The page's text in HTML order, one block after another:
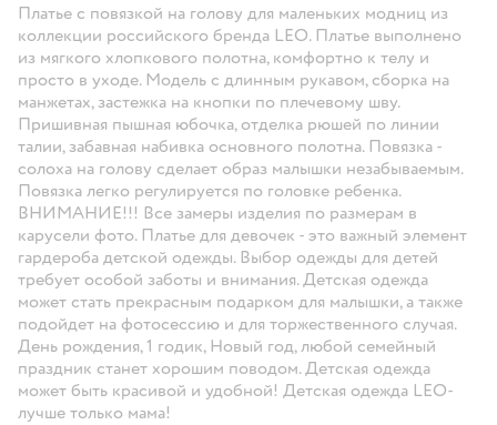
Платье с повязкой на голову для маленьких модниц из
коллекции российского бренда LEO. Платье выполнено
из мягкого хлопкового полотна, комфортно к телу и
просто в уходе. Модель с длинным рукавом, сборка на
манжетах, застежка на кнопки по плечевому шву.
Пришивная пышная юбочка, отделка рюшей по линии
талии, забавная набивка основного полотна. Повязка -
солоха на голову сделает образ малышки незабываемым.
Повязка легко регулируется по головке ребенка.
ВНИМАНИЕ!!! Все замеры изделия по размерам в
карусели фото. Платье для девочек - это важный элемент
гардероба детской одежды. Выбор одежды для детей
требует особой заботы и внимания. Детская одежда
может стать прекрасным подарком для малышки, а также
подойдет на фотосессию и для торжественного случая.
День рождения, 1 годик, Новый год, любой семейный
праздник станет хорошим поводом. Детская одежда
может быть красивой и удобной! Детская одежда LEO-
лучше только мама!